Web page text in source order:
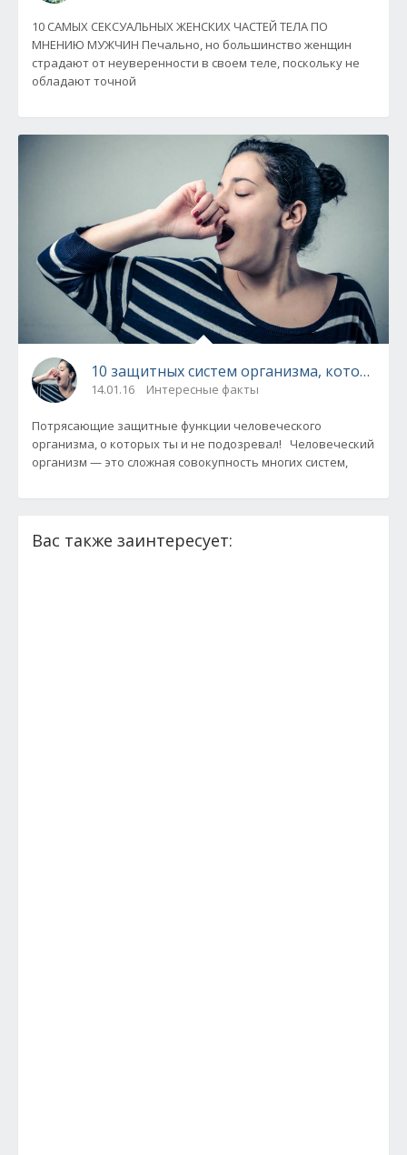
10 САМЫХ СЕКСУАЛЬНЫХ ЖЕНСКИХ ЧАСТЕЙ ТЕЛА ПО
МНЕНИЮ МУЖЧИН Печально, но большинство женщин
страдают от неуверенности в своем теле, поскольку не
обладают точной
10 защитных систем организма, которые
14.01.16 Интересные факты
Потрясающие защитные функции человеческого
организма, о которых ты и не подозревал! Человеческий
организм — это сложная совокупность многих систем,
Вас также заинтересует: